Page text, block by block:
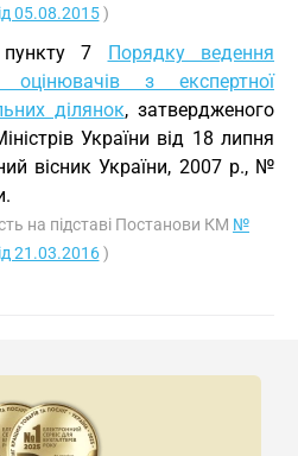
05.08.2015)
7 Порядку ведення
з експертної
ділянок, затвердженого
України від 18 липня
вісник України, 2007 р., №
на підставі Постанови КМ №
21.03.2016)